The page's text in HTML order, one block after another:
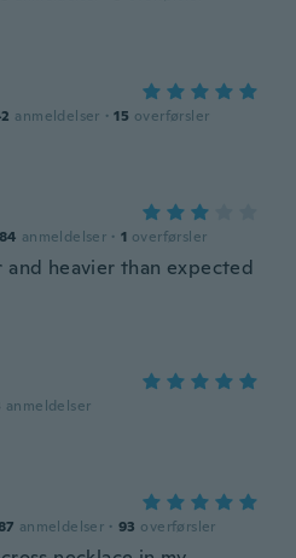
anmeldelser · 15 overførsler
anmeldelser · 1 overførsler
and heavier than expected
anmeldelser
anmeldelser · 93 overførsler